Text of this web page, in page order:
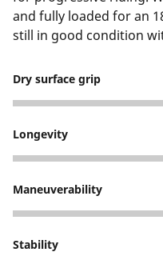
and fully loaded for an
still in good condition
Dry surface grip
5
Longevity
5
Maneuverability
5
Stability